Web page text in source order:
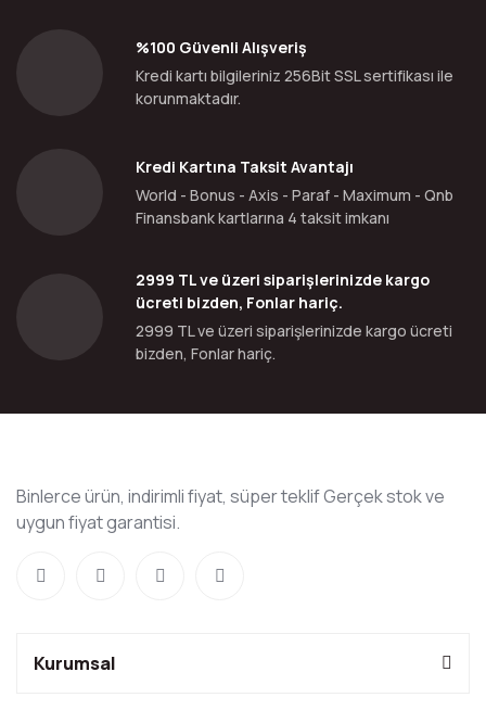
%100 Güvenli Alışveriş
Kredi kartı bilgileriniz 256Bit SSL sertifikası ile
korunmaktadır.
Kredi Kartına Taksit Avantajı
World - Bonus - Axis - Paraf - Maximum - Qnb
Finansbank kartlarına 4 taksit imkanı
2999 TL ve üzeri siparişlerinizde kargo
ücreti bizden, Fonlar hariç.
2999 TL ve üzeri siparişlerinizde kargo ücreti
bizden, Fonlar hariç.
Binlerce ürün, indirimli fiyat, süper teklif Gerçek stok ve
uygun fiyat garantisi.
Kurumsal